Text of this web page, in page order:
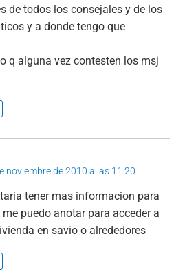
de todos los consejales y de los
y a donde tengo que
q alguna vez contesten los msj
noviembre de 2010 a las 11:20
tener mas informacion para
puedo anotar para acceder a
en savio o alrededores